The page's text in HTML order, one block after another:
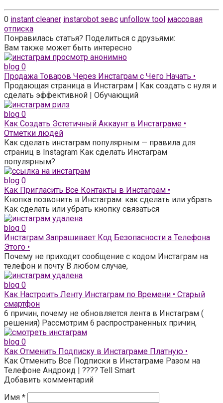
0 instant cleaner instarobot зевс unfollow tool массовая
отписка
Понравилась статья? Поделиться с друзьями:
Вам также может быть интересно
blog 0
Продажа Товаров Через Инстаграм с Чего Начать •
Продающая страница в Инстаграм | Как создать с нуля и
сделать эффективной | Обучающий
blog 0
Как Создать Эстетичный Аккаунт в Инстаграме •
Отметки людей
Как сделать инстаграм популярным — правила для
страниц в Instagram Как сделать Инстаграм
популярным?
blog 0
Как Пригласить Все Контакты в Инстаграм •
Кнопка позвонить в Инстаграм: как сделать или убрать
Как сделать или убрать кнопку связаться
blog 0
Инстаграм Запрашивает Код Безопасности а Телефона
Этого •
Почему не приходит сообщение с кодом Инстаграм на
телефон и почту В любом случае,
blog 0
Как Настроить Ленту Инстаграм по Времени • Старый
смартфон
6 причин, почему не обновляется лента в Инстаграм (
решения) Рассмотрим 6 распространенных причин,
blog 0
Как Отменить Подписку в Инстаграме Платную •
Как Отменить Все Подписки в Инстаграме Разом на
Телефоне Андроид | ???? Tell Smart
Добавить комментарий
Имя *